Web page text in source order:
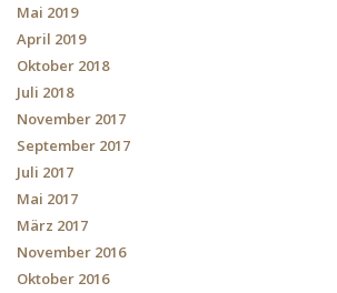
Mai 2019
April 2019
Oktober 2018
Juli 2018
November 2017
September 2017
Juli 2017
Mai 2017
März 2017
November 2016
Oktober 2016